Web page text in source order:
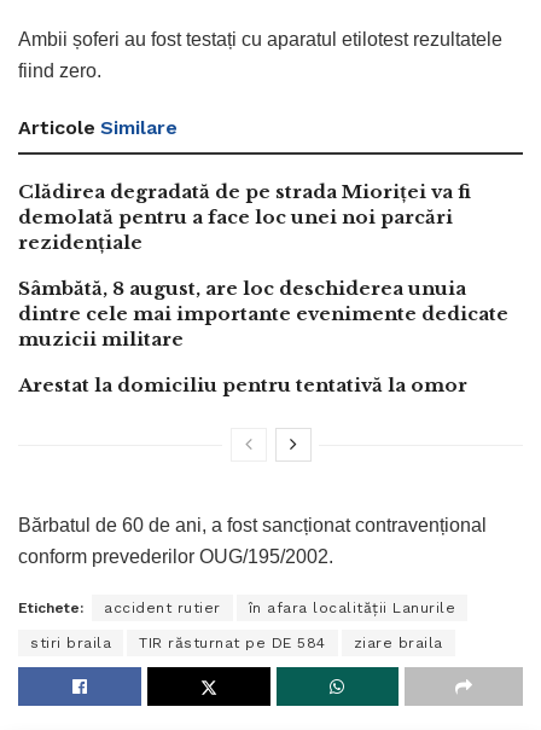
Ambii șoferi au fost testați cu aparatul etilotest rezultatele
fiind zero.
Articole Similare
Clădirea degradată de pe strada Mioriței va fi
demolată pentru a face loc unei noi parcări
rezidențiale
Sâmbătă, 8 august, are loc deschiderea unuia
dintre cele mai importante evenimente dedicate
muzicii militare
Arestat la domiciliu pentru tentativă la omor
Bărbatul de 60 de ani, a fost sancționat contravențional
conform prevederilor OUG/195/2002.
Etichete: accident rutier în afara localității Lanurile
stiri braila TIR răsturnat pe DE 584 ziare braila